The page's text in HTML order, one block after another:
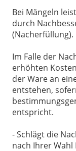
Bei Mängeln
durch
(Nacherfüllung).
Im Falle der
erhöhten
der Ware an
entstehen,
entspricht.
- Schlägt die
nach Ihrer